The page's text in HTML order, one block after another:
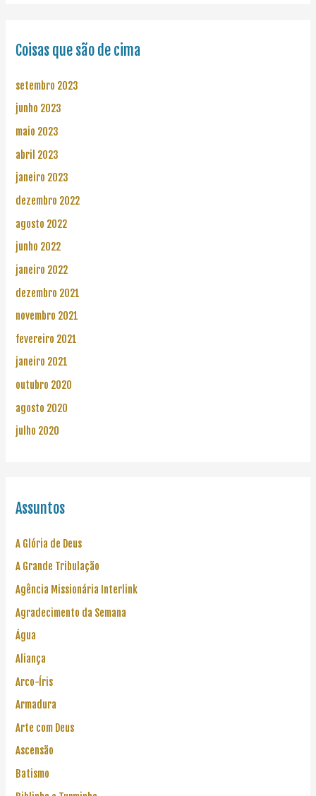
Coisas que são de cima
setembro 2023
junho 2023
maio 2023
abril 2023
janeiro 2023
dezembro 2022
agosto 2022
junho 2022
janeiro 2022
dezembro 2021
novembro 2021
fevereiro 2021
janeiro 2021
outubro 2020
agosto 2020
julho 2020
Assuntos
A Glória de Deus
A Grande Tribulação
Agência Missionária Interlink
Agradecimento da Semana
Água
Aliança
Arco-Íris
Armadura
Arte com Deus
Ascensão
Batismo